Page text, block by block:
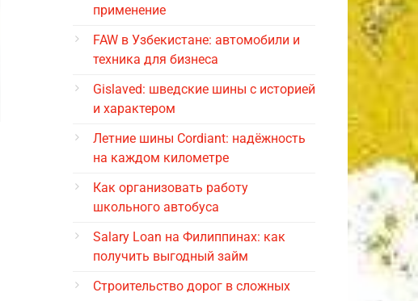
применение
FAW в Узбекистане: автомобили и
техника для бизнеса
Gislaved: шведские шины с историей
и характером
Летние шины Cordiant: надёжность
на каждом километре
Как организовать работу
школьного автобуса
Salary Loan на Филиппинах: как
получить выгодный займ
Строительство дорог в сложных